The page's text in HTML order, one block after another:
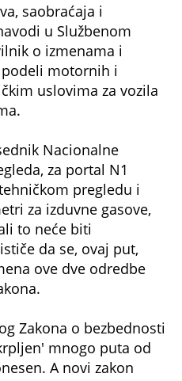
saobraćaja i
u Službenom
o izmenama i
motornih i
uslovima za vozila
Nacionalne
za portal N1
pregledu i
za izduvne gasove,
to neće biti
da se, ovaj put,
ove dve odredbe
Zakona o bezbednosti
mnogo puta od
A novi zakon